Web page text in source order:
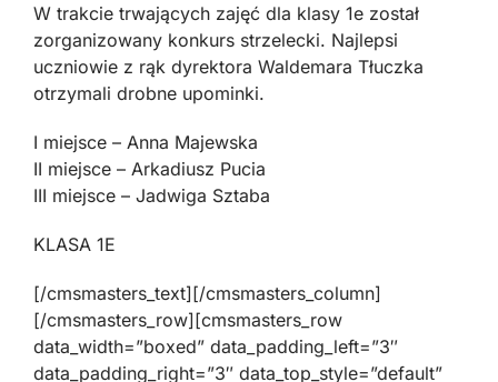
W trakcie trwających zajęć dla klasy 1e został
zorganizowany konkurs strzelecki. Najlepsi
uczniowie z rąk dyrektora Waldemara Tłuczka
otrzymali drobne upominki.
I miejsce – Anna Majewska
II miejsce – Arkadiusz Pucia
III miejsce – Jadwiga Sztaba
KLASA 1E
[/cmsmasters_text][/cmsmasters_column]
[/cmsmasters_row][cmsmasters_row
data_width=”boxed” data_padding_left=”3″
data_padding_right=”3″ data_top_style=”default”